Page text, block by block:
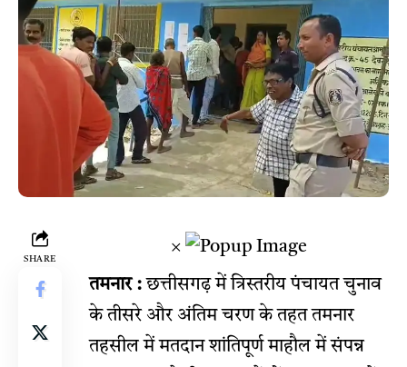
SHARE
×
तमनार : छत्तीसगढ़ में त्रिस्तरीय पंचायत चुनाव
के तीसरे और अंतिम चरण के तहत तमनार
तहसील में मतदान शांतिपूर्ण माहौल में संपन्न